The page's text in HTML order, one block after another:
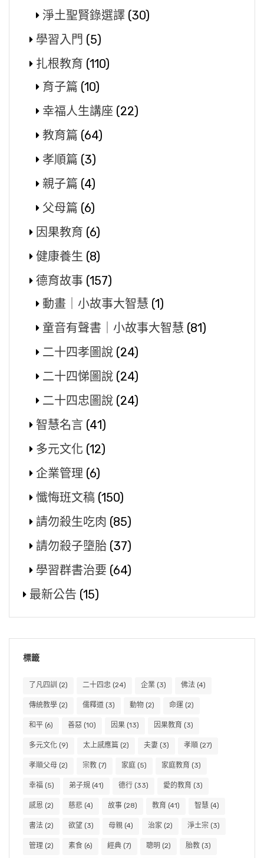
淨土聖賢錄選譯 (30)
學習入門 (5)
扎根教育 (110)
育子篇 (10)
幸福人生講座 (22)
教育篇 (64)
孝順篇 (3)
親子篇 (4)
父母篇 (6)
因果教育 (6)
健康養生 (8)
德育故事 (157)
動畫｜小故事大智慧 (1)
童音有聲書｜小故事大智慧 (81)
二十四孝圖說 (24)
二十四悌圖說 (24)
二十四忠圖說 (24)
智慧名言 (41)
多元文化 (12)
企業管理 (6)
懺悔班文稿 (150)
請勿殺生吃肉 (85)
請勿殺子墮胎 (37)
學習群書治要 (64)
最新公告 (15)
標籤
了凡四訓 (2) 二十四忠 (24) 企業 (3) 佛法 (4)
傳統教學 (2) 儒釋道 (3) 動物 (2) 命運 (2)
和平 (6) 善惡 (10) 因果 (13) 因果教育 (3)
多元文化 (9) 太上感應篇 (2) 夫妻 (3) 孝順 (27)
孝順父母 (2) 宗教 (7) 家庭 (5) 家庭教育 (3)
幸福 (5) 弟子規 (41) 德行 (33) 愛的教育 (3)
感恩 (2) 慈悲 (4) 故事 (28) 教育 (41) 智慧 (4)
書法 (2) 欲望 (3) 母親 (4) 治家 (2) 淨土宗 (3)
管理 (2) 素食 (6) 經典 (7) 聰明 (2) 胎教 (3)